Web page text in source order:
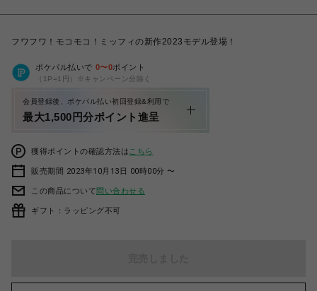
フワフワ！モコモコ！ミッフィの新作2023モデル登場！
ポケパル払いで 0〜0ポイント
（1P=1円）※キャンペーン分除く
会員登録後、ポケパル払い初回登録&利用で
最大1,500円分ポイント進呈
獲得ポイントの確認方法は こちら
販売期間 2023年10月13日 00時00分 〜
この商品について問い合わせる
ギフト：ラッピング不可